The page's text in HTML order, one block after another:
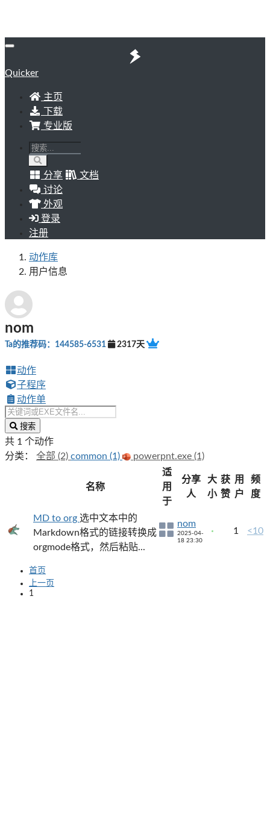
Quicker
主页
下载
专业版
分享
文档
讨论
外观
登录
注册
动作库
用户信息
nom
Ta的推荐码：144585-6531 2317天
动作
子程序
动作单
搜索
共 1 个动作
分类：
全部 (2) common (1) powerpnt.exe (1)
名称
适
用
于
分享
人
大
小
获
赞
用
户
频
度
MD to org 选中文本中的
Markdown格式的链接转换成
orgmode格式，然后粘贴...
nom
2025-04-
18 23:30
1 <10
首页
上一页
1